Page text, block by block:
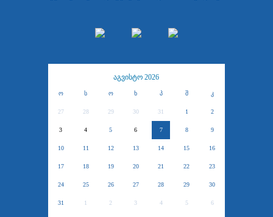
აგვისტო 2026
ო ს ო ხ პ შ კ
27 28 29 30 31 1 2
3 4 5 6 7 8 9
10 11 12 13 14 15 16
17 18 19 20 21 22 23
24 25 26 27 28 29 30
31 1 2 3 4 5 6